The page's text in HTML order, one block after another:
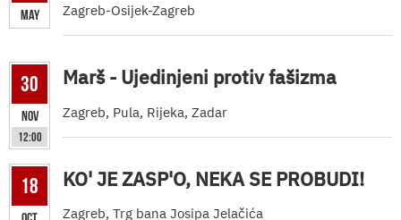
May Zagreb-Osijek-Zagreb
30
Nov
12:00
Marš - Ujedinjeni protiv fašizma
Zagreb, Pula, Rijeka, Zadar
18 KO' JE ZASP'O, NEKA SE PROBUDI!
Zagreb, Trg bana Josipa Jelačića